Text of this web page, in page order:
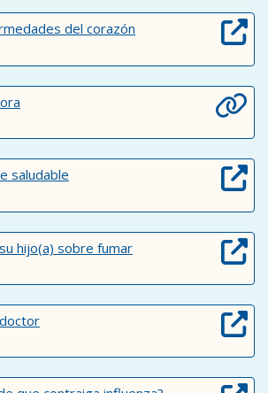
del corazón
saludable
hijo(a) sobre fumar